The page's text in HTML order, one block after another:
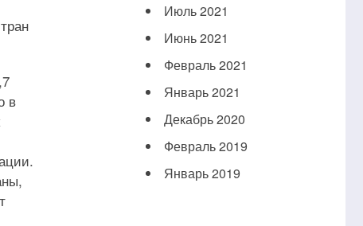
в
Июль 2021
Июнь 2021
Февраль 2021
Январь 2021
Декабрь 2020
Февраль 2019
Январь 2019